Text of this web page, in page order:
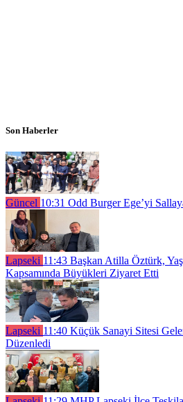
Son Haberler
Güncel 10:31 Odd Burger Ege’yi
Lapseki 11:43 Başkan Atilla Öztürk,
Kapsamında Büyükleri Ziyaret Etti
Lapseki 11:40 Küçük Sanayi Sitesi
Düzenledi